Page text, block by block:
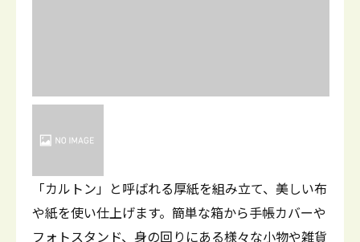
「カルトン」と呼ばれる厚紙を組み立て、美しい布
や紙を使い仕上げます。簡単な箱から手帳カバーや
フォトスタンド、身の回りにある様々な小物や雑貨